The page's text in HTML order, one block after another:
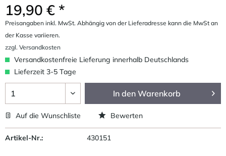
19,90 € *
Preisangaben inkl. MwSt. Abhängig von der Lieferadresse kann die MwSt an
der Kasse variieren.
zzgl. Versandkosten
Versandkostenfreie Lieferung innerhalb Deutschlands
Lieferzeit 3-5 Tage
In den Warenkorb
Auf die Wunschliste Bewerten
Artikel-Nr.: 430151